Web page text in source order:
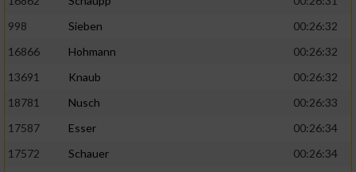
998
Sieben
00:26:32
16866
Hohmann
00:26:32
13691
Knaub
00:26:32
18781
Nusch
00:26:33
17587
Esser
00:26:34
17572
Schauer 00:26:34